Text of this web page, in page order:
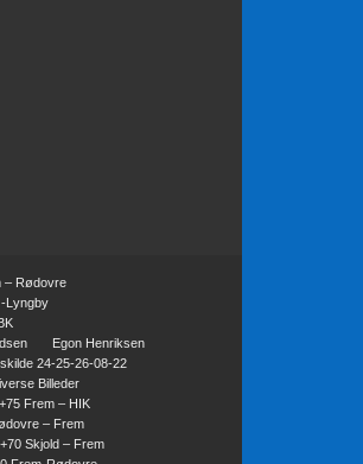
– Rødovre
Lyngby
Egon Henriksen
24-25-26-08-22
Billeder
Frem – HIK
– Frem
Skjold – Frem